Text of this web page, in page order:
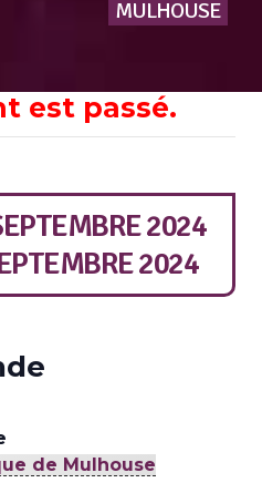
MULHOUSE
est passé.
2024
2024
de Mulhouse